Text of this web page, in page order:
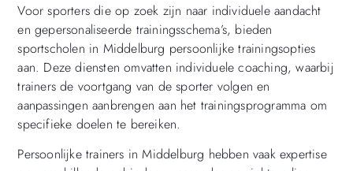
Voor sporters die op zoek zijn naar individuele aandacht
en gepersonaliseerde trainingsschema’s, bieden
sportscholen in Middelburg persoonlijke trainingsopties
aan. Deze diensten omvatten individuele coaching, waarbij
trainers de voortgang van de sporter volgen en
aanpassingen aanbrengen aan het trainingsprogramma om
specifieke doelen te bereiken.
Persoonlijke trainers in Middelburg hebben vaak expertise